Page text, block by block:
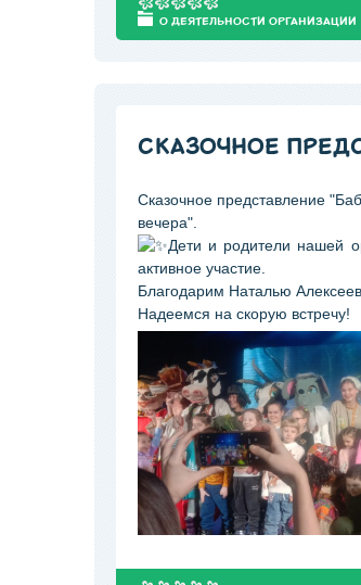
О ДЕЯТЕЛЬНОСТИ ОРГАНИЗАЦИИ
СКАЗОЧНОЕ
Сказочное представление
вечера".
Дети и родители нашей
активное участие.
Благодарим Наталью
Надеемся на скорую встречу!